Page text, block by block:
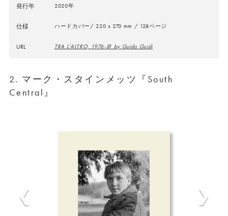
発行年 2020年
仕様 ハードカバー/ 220 x 270 mm / 128ページ
URL TRA L’ALTRO, 1976-81 by Guido Guidi
2. マーク・スタインメッツ『South
Central』